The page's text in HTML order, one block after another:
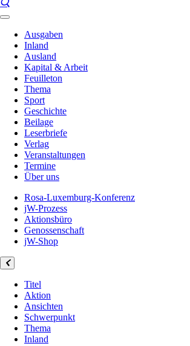
Ausgaben
Inland
Ausland
Kapital & Arbeit
Feuilleton
Thema
Sport
Geschichte
Beilage
Leserbriefe
Verlag
Veranstaltungen
Termine
Über uns
Rosa-Luxemburg-Konferenz
jW-Prozess
Aktionsbüro
Genossenschaft
jW-Shop
Titel
Aktion
Ansichten
Schwerpunkt
Thema
Inland